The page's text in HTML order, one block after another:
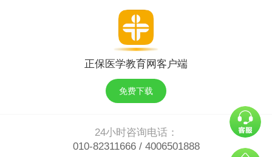
正保医学教育网客户端
免费下载
24小时咨询电话：
010-82311666/ 4006501888